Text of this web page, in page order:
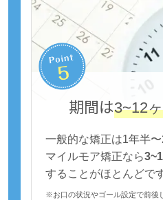
期間は3~12
一般的な矯正は1年半
マイルモア矯正なら
することがほとんどです
※お口の状況やゴール設定で前後